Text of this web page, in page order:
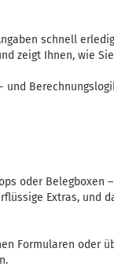
schnell
zeigt Ihnen, wie
oder Belegboxen
Extras, und
Formularen oder